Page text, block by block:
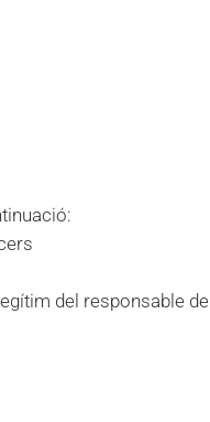
del responsable del